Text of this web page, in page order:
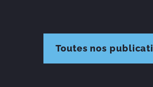
Toutes nos